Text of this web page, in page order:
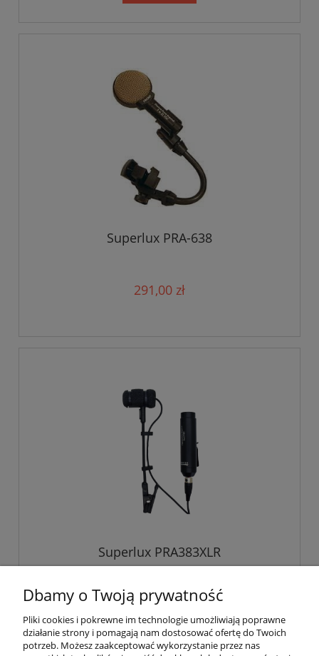
Superlux PRA-638
291,00 zł
Superlux PRA383XLR
307,00 zł
Dbamy o Twoją prywatność
Pliki cookies i pokrewne im technologie umożliwiają poprawne
działanie strony i pomagają nam dostosować ofertę do Twoich
potrzeb. Możesz zaakceptować wykorzystanie przez nas